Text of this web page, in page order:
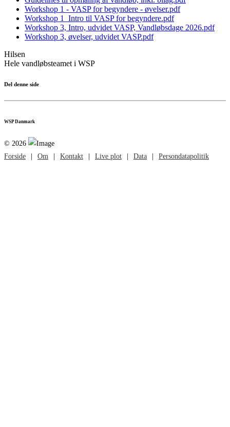
Workshop 1 - VASP for begyndere - øvelser.pdf
Workshop 1_Intro til VASP for begyndere.pdf
Workshop 3, Intro, udvidet VASP, Vandløbsdage 2026.pdf
Workshop 3, øvelser, udvidet VASP.pdf
Hilsen
Hele vandløbsteamet i WSP
Del denne side
WSP Danmark
© 2026
Forside
Om Kontakt Live plot Data Persondatapolitik